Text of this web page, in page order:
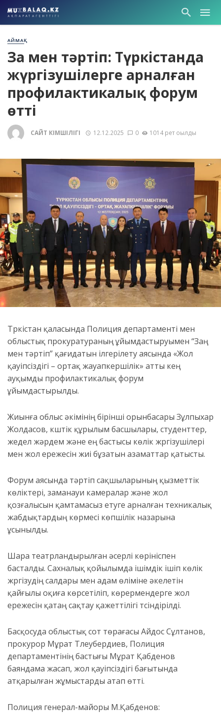
АЙМАҚ
Заң мен тәртіп: Түркістанда
жүргізушілерге арналған
профилактикалық форум
өтті
САЙТ ӘКІМШІЛІГІ 12.12.2025 0 1014 рет оқылды
Түркістан қаласында Полиция департаменті мен
облыстық прокуратураның ұйымдастыруымен “Заң
мен тәртіп” қағидатын ілгерілету аясында «Жол
қауіпсіздігі – ортақ жауапкершілік» атты кең
ауқымды профилактикалық форум
ұйымдастырылды.
Жиынға облыс әкімінің бірінші орынбасары Зұлпыхар
Жолдасов, күштік құрылым басшылары, студенттер,
жедел жәрдем және ең бастысы көлік жүргізушілері
мен жол ережесін жиі бұзатын азаматтар қатысты.
Форум аясында тәртіп сақшыларының қызметтік
көліктері, заманауи камералар және жол
қозғалысын қамтамасыз етуге арналған техникалық
жабдықтардың көрмесі көпшілік назарына
ұсынылды.
Шара театрландырылған әсерлі көрініспен
басталды. Сахналық қойылымда ішімдік ішіп көлік
жүргізудің салдары мен адам өліміне әкелетін
қайғылы оқиға көрсетіліп, көрермендерге жол
ережесін қатаң сақтау қажеттілігі түсіндірілді.
Басқосуда облыстық сот төрағасы Айдос Сұлтанов,
прокурор Мұрат Тлеубердиев, Полиция
департаментінің бастығы Мұрат Қабденов
баяндама жасап, жол қауіпсіздігі бағытында
атқарылған жұмыстарды атап өтті.
Полиция генерал-майоры М.Қабденов: